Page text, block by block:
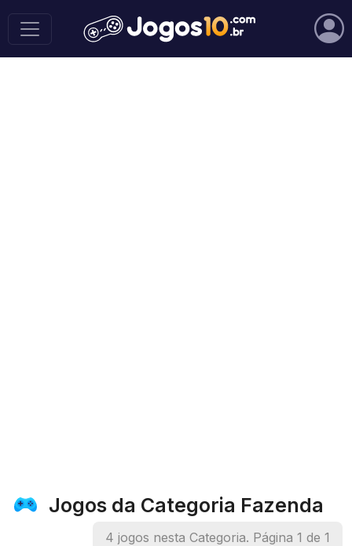
Jogos da Categoria Fazenda
4 jogos nesta Categoria. Página 1 de 1